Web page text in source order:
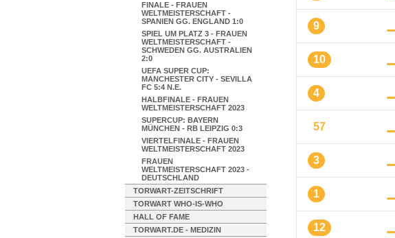
FINALE - FRAUEN
WELTMEISTERSCHAFT -
SPANIEN GG. ENGLAND 1:0
SPIEL UM PLATZ 3 - FRAUEN
WELTMEISTERSCHAFT -
SCHWEDEN GG. AUSTRALIEN
2:0
UEFA SUPER CUP:
MANCHESTER CITY - SEVILLA
FC 5:4 N.E.
HALBFINALE - FRAUEN
WELTMEISTERSCHAFT 2023
SUPERCUP: BAYERN
MÜNCHEN - RB LEIPZIG 0:3
VIERTELFINALE - FRAUEN
WELTMEISTERSCHAFT 2023
FRAUEN
WELTMEISTERSCHAFT 2023 -
DEUTSCHLAND
TORWART-ZEITSCHRIFT
TORWART WHO-IS-WHO
HALL OF FAME
TORWART.DE - MEDIZIN
9
10
4
57
3
1
12